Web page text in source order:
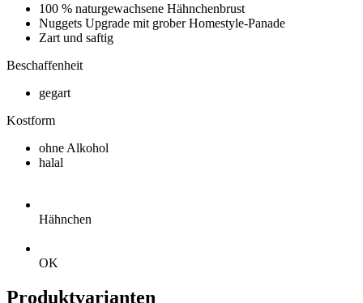
100 % naturgewachsene Hähnchenbrust
Nuggets Upgrade mit grober Homestyle-Panade
Zart und saftig
Beschaffenheit
gegart
Kostform
ohne Alkohol
halal
Hähnchen
OK
Produktvarianten